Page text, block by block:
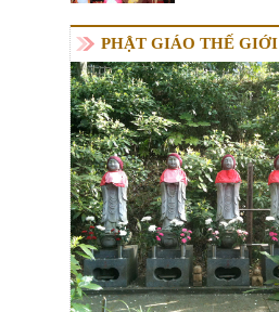
PHẬT GIÁO THẾ GIỚI